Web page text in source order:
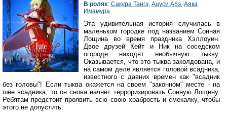
В ролях: Сакура Тангэ, Ацуси Абэ, Аяка
Имамура
Эта удивительная история случилась в
маленьком городке под названием Сонная
Лощина во время праздника Хэллоуин.
Двое друзей Кейт и Ник на соседском
огороде находят необычную тыкву.
Оказывается, что это тыква заколдована, и
на самом деле является головой всадника,
известного с давних времен как "всадник
без головы"! Если тыква окажется на своем "законном" месте - на
шее всадника, то он снова начнет терроризировать Сонную Лощину.
Ребятам предстоит проявить всю свою храбрость и смекалку, чтобы
этого не допустить.